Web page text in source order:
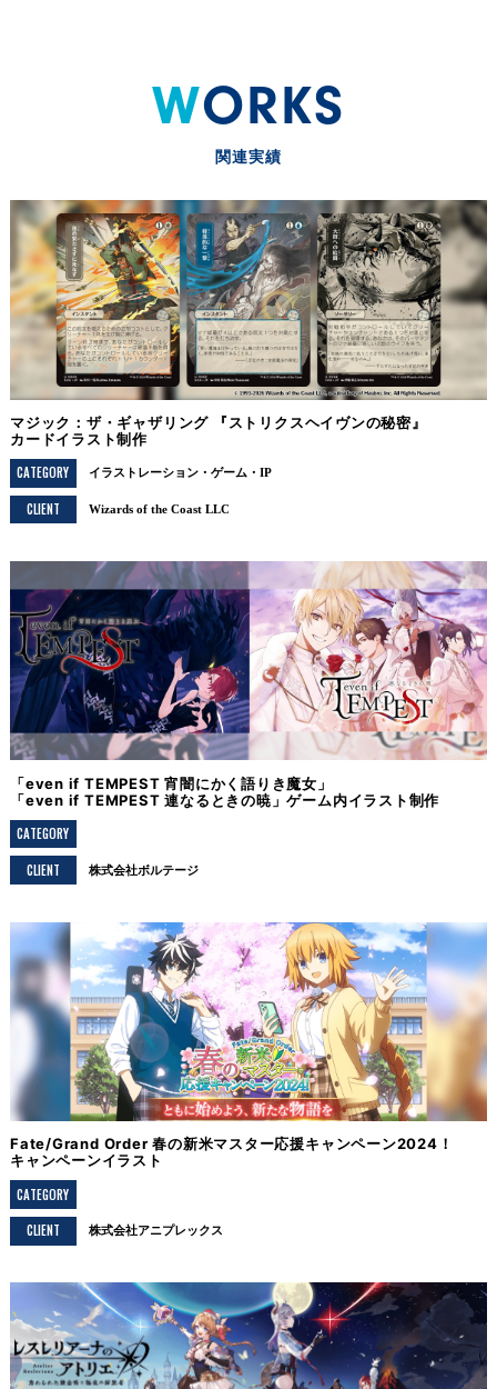
WORKS
関連実績
マジック：ザ・ギャザリング 『ストリクスヘイヴンの秘密』
カードイラスト制作
CATEGORY
イラストレーション ゲーム・IP
CLIENT Wizards of the Coast LLC
「even if TEMPEST 宵闇にかく語りき魔女」
「even if TEMPEST 連なるときの暁」ゲーム内イラスト制作
CATEGORY
CLIENT 株式会社ボルテージ
Fate/Grand Order 春の新米マスター応援キャンペーン2024！
キャンペーンイラスト
CATEGORY
CLIENT 株式会社アニプレックス